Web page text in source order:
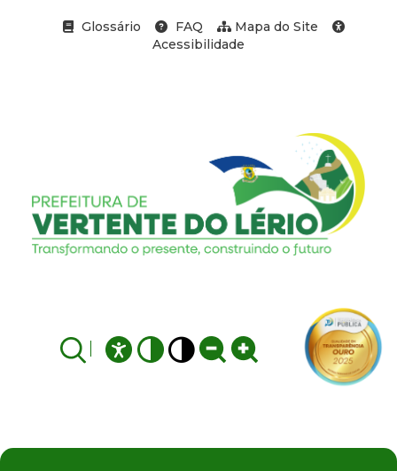
Glossário FAQ
Mapa do Site
Acessibilidade